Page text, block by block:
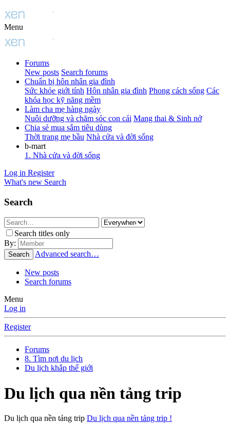
Menu
Forums
New posts Search forums
Chuẩn bị hôn nhân gia đình
Sức khỏe giới tính Hôn nhân gia đình Phong cách sống Các
khóa học kỹ năng mềm
Làm cha mẹ hàng ngày
Nuôi dưỡng và chăm sóc con cái Mang thai & Sinh nở
Chia sẻ mua sắm tiêu dùng
Thời trang mẹ bầu Nhà cửa và đời sống
b-mart
1. Nhà cửa và đời sống
Log in Register
What's new Search
Search
Search titles only
By:
Search Advanced search…
New posts
Search forums
Menu
Log in
Register
Forums
8. Tìm nơi du lịch
Du lịch khắp thế giới
Du lịch qua nền tảng trip
Du lịch qua nền tảng trip Du lịch qua nền tảng trip !